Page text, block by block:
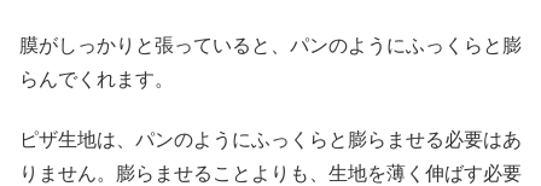
膜がしっかりと張っていると、パンのようにふっくらと膨
らんでくれます。
ピザ生地は、パンのようにふっくらと膨らませる必要はあ
りません。膨らませることよりも、生地を薄く伸ばす必要